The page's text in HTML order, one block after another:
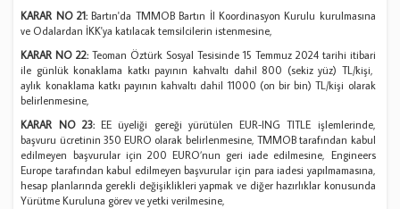
KARAR NO 21: Bartın'da TMMOB Bartın İl Koordinasyon Kurulu kurulmasına
ve Odalardan İKK'ya katılacak temsilcilerin istenmesine,
KARAR NO 22: Teoman Öztürk Sosyal Tesisinde 15 Temmuz 2024 tarihi itibari
ile günlük konaklama katkı payının kahvaltı dahil 800 (sekiz yüz) TL/kişi,
aylık konaklama katkı payının kahvaltı dahil 11000 (on bir bin) TL/kişi olarak
belirlenmesine,
KARAR NO 23:EE üyeliği gereği yürütülen EUR-ING TITLE işlemlerinde,
başvuru ücretinin 350 EURO olarak belirlenmesine, TMMOB tarafından kabul
edilmeyen başvurular için 200 EURO’nun geri iade edilmesine, Engineers
Europe tarafından kabul edilmeyen başvurular için para iadesi yapılmamasına,
hesap planlarında gerekli değişiklikleri yapmak ve diğer hazırlıklar konusunda
Yürütme Kuruluna görev ve yetki verilmesine,